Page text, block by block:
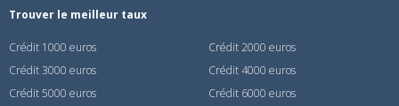
Trouver le meilleur taux
Crédit 1000 euros
Crédit 2000 euros
Crédit 3000 euros
Crédit 4000 euros
Crédit 5000 euros
Crédit 6000 euros